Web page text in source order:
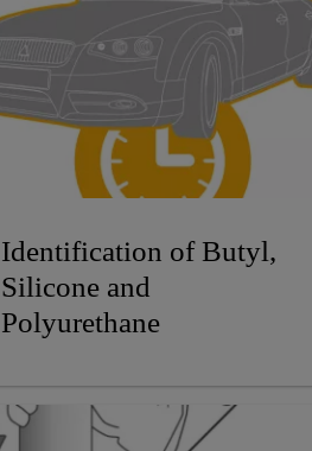
Identification of Butyl,
Silicone and
Polyurethane